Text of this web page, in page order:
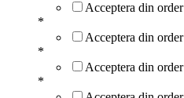
Acceptera din order
*
Acceptera din order
*
Acceptera din order
*